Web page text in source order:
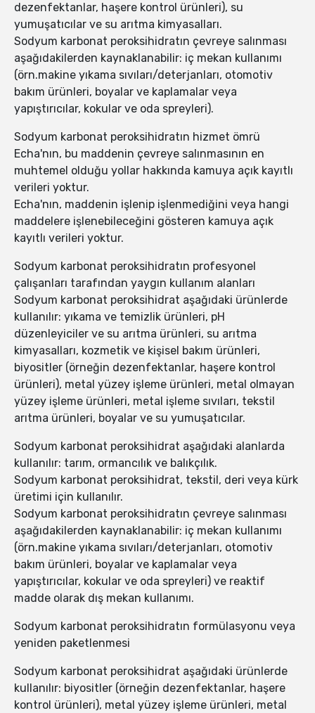
dezenfektanlar, haşere kontrol ürünleri), su
yumuşatıcılar ve su arıtma kimyasalları.
Sodyum karbonat peroksihidratın çevreye salınması
aşağıdakilerden kaynaklanabilir: iç mekan kullanımı
(örn.makine yıkama sıvıları/deterjanları, otomotiv
bakım ürünleri, boyalar ve kaplamalar veya
yapıştırıcılar, kokular ve oda spreyleri).
Sodyum karbonat peroksihidratın hizmet ömrü
Echa'nın, bu maddenin çevreye salınmasının en
muhtemel olduğu yollar hakkında kamuya açık kayıtlı
verileri yoktur.
Echa'nın, maddenin işlenip işlenmediğini veya hangi
maddelere işlenebileceğini gösteren kamuya açık
kayıtlı verileri yoktur.
Sodyum karbonat peroksihidratın profesyonel
çalışanları tarafından yaygın kullanım alanları
Sodyum karbonat peroksihidrat aşağıdaki ürünlerde
kullanılır: yıkama ve temizlik ürünleri, pH
düzenleyiciler ve su arıtma ürünleri, su arıtma
kimyasalları, kozmetik ve kişisel bakım ürünleri,
biyositler (örneğin dezenfektanlar, haşere kontrol
ürünleri), metal yüzey işleme ürünleri, metal olmayan
yüzey işleme ürünleri, metal işleme sıvıları, tekstil
arıtma ürünleri, boyalar ve su yumuşatıcılar.
Sodyum karbonat peroksihidrat aşağıdaki alanlarda
kullanılır: tarım, ormancılık ve balıkçılık.
Sodyum karbonat peroksihidrat, tekstil, deri veya kürk
üretimi için kullanılır.
Sodyum karbonat peroksihidratın çevreye salınması
aşağıdakilerden kaynaklanabilir: iç mekan kullanımı
(örn.makine yıkama sıvıları/deterjanları, otomotiv
bakım ürünleri, boyalar ve kaplamalar veya
yapıştırıcılar, kokular ve oda spreyleri) ve reaktif
madde olarak dış mekan kullanımı.
Sodyum karbonat peroksihidratın formülasyonu veya
yeniden paketlenmesi
Sodyum karbonat peroksihidrat aşağıdaki ürünlerde
kullanılır: biyositler (örneğin dezenfektanlar, haşere
kontrol ürünleri), metal yüzey işleme ürünleri, metal